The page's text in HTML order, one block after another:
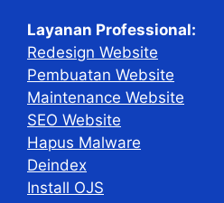
Layanan Professional:
Redesign Website
Pembuatan Website
Maintenance Website
SEO Website
Hapus Malware
Deindex
Install OJS